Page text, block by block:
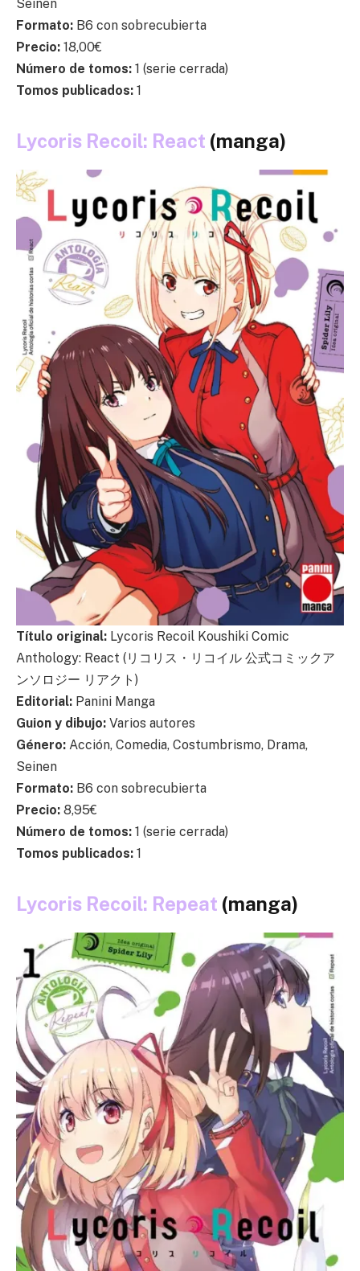
Seinen
Formato: B6 con sobrecubierta
Precio: 18,00€
Número de tomos: 1 (serie cerrada)
Tomos publicados: 1
Lycoris Recoil: React (manga)
Título original: Lycoris Recoil Koushiki Comic
Anthology: React (リコリス・リコイル 公式コミックア
ンソロジー リアクト)
Editorial: Panini Manga
Guion y dibujo: Varios autores
Género: Acción, Comedia, Costumbrismo, Drama,
Seinen
Formato: B6 con sobrecubierta
Precio: 8,95€
Número de tomos: 1 (serie cerrada)
Tomos publicados: 1
Lycoris Recoil: Repeat (manga)